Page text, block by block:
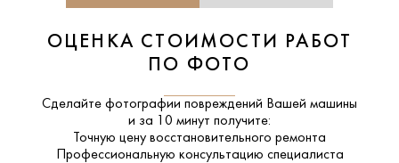
ОЦЕНКА СТОИМОСТИ РАБОТ
ПО ФОТО
Сделайте фотографии повреждений Вашей машины
и за
10 минут получите:
Точную цену восстановительного ремонта
Профессиональную консультацию специалиста